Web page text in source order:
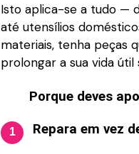
Isto aplica-se a tudo —
até utensílios
materiais, tenha peças
prolongar a sua vida
Porque deves
1 Repara em vez